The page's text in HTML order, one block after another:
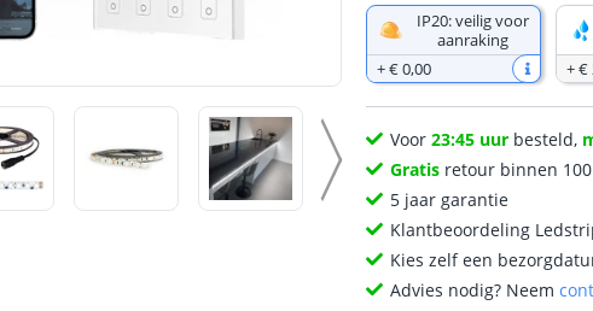
IP20: veilig voor
aanraking
+€ 0,00
+€
Voor23:45 uur besteld,
Gratis retour binnen
5 jaar garantie
Klantbeoordeling
Kies zelf een
Advies nodig? Neem